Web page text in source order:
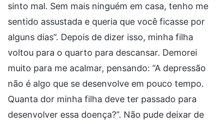
sinto mal. Sem mais ninguém em casa, tenho me
sentido assustada e queria que você ficasse por
alguns dias”. Depois de dizer isso, minha filha
voltou para o quarto para descansar. Demorei
muito para me acalmar, pensando: “A depressão
não é algo que se desenvolve em pouco tempo.
Quanta dor minha filha deve ter passado para
desenvolver essa doença?”. Não pude deixar de